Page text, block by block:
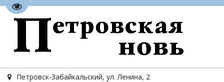
Перейти на версию для слабовидящих
Петровск-Забайкальский, ул. Ленина, 2